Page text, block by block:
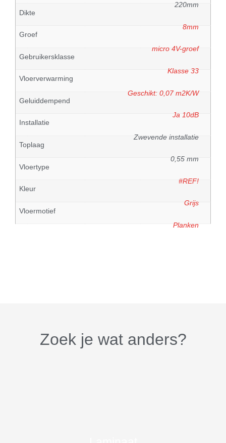
220mm
Dikte
8mm
Groef
micro 4V-groef
Gebruikersklasse
Klasse 33
Vloerverwarming
Geschikt: 0,07 m2K/W
Geluiddempend
Ja 10dB
Installatie
Zwevende installatie
Toplaag
0,55 mm
Vloertype
#REF!
Kleur
Grijs
Vloermotief
Planken
Zoek je wat anders?